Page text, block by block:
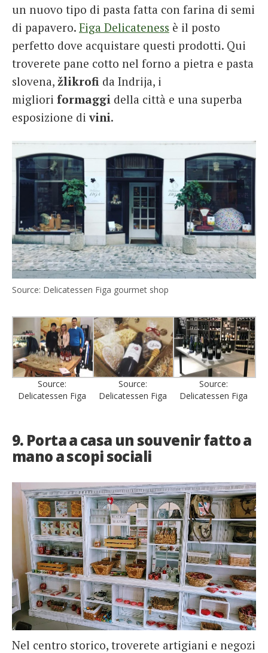
un nuovo tipo di pasta fatta con farina di semi
di papavero. Figa Delicateness è il posto
perfetto dove acquistare questi prodotti. Qui
troverete pane cotto nel forno a pietra e pasta
slovena, žlikrofi da Indrija, i
migliori formaggi della città e una superba
esposizione divini.
Source: Delicatessen Figa gourmet shop
Source:
Delicatessen Figa
Source:
Delicatessen Figa
Source:
Delicatessen Figa
9. Porta a casa un souvenir fatto a
mano a scopi sociali
Nel centro storico, troverete artigiani e negozi